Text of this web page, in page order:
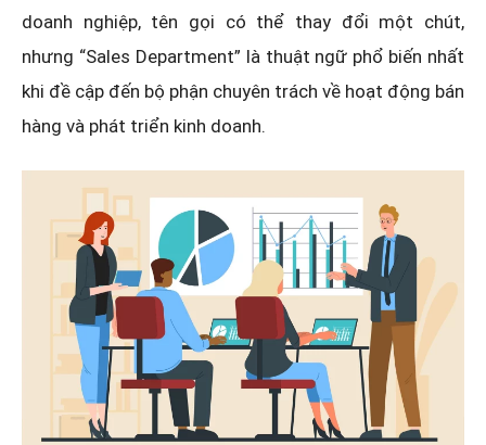
doanh nghiệp, tên gọi có thể thay đổi một chút,
nhưng “Sales Department” là thuật ngữ phổ biến nhất
khi đề cập đến bộ phận chuyên trách về hoạt động bán
hàng và phát triển kinh doanh.